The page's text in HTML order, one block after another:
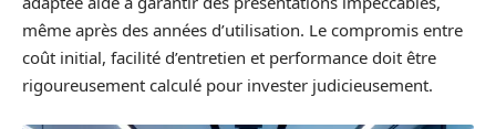
même après des années d’utilisation. Le compromis entre
coût initial, facilité d’entretien et performance doit être
rigoureusement calculé pour invester judicieusement.